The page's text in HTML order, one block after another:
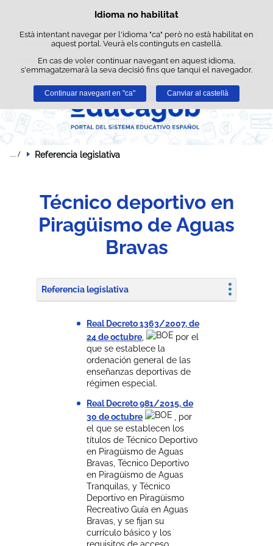
Política de cookies
Aquest lloc web utilitza cookies pròpies per facilitar la navegació i
cookies de tercers per obtenir estadístiques d'ús i satisfacció.
Podeu obtenir més informació a l'apartat "Cookies" del nostre
legal .
Acceptar Rebutjar
Idioma no habilitat
Està intentant navegar per l'idioma "ca" però no està habilitat en
aquest portal. Veurà els continguts en castellà.
En cas de voler continuar navegant en aquest idioma,
s'emmagatzemarà la seva decisió fins que tanqui el navegador.
Continuar navegant en "ca" Canviar al castellà
Passar al contingut
Referencia legislativa
Técnico deportivo en
Piragüismo de Aguas
Bravas
Referencia legislativa
Real Decreto 1363/2007, de
24 de octubre,
por el
que se establece la
ordenación general de las
enseñanzas deportivas de
régimen especial.
Real Decreto 981/2015, de
30 de octubre
, por
el que se establecen los
títulos de Técnico Deportivo
en Piragüismo de Aguas
Bravas, Técnico Deportivo
en Piragüismo de Aguas
Tranquilas, y Técnico
Deportivo en Piragüismo
Recreativo Guía en Aguas
Bravas, y se fijan su
currículo básico y los